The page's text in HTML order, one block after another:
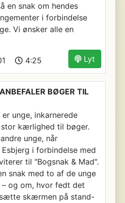
en snak om hendes
i forbindelse
Vi ønsker alle en
Lyt
4:25
BØGER TIL
unge, inkarnerede
kærlighed til bøger.
unge, når
i forbindelse med
til "Bogsnak & Mad".
snak med to af de unge
og om, hvor fedt det
skærmen på stand-